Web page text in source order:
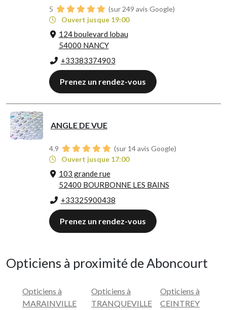
5
(sur 249 avis Google)
Ouvert jusque 19:00
124 boulevard lobau
54000 NANCY
+33383374903
Prenez un rendez-vous
ANGLE DE VUE
4.9
(sur 14 avis Google)
Ouvert jusque 17:00
103 grande rue
52400 BOURBONNE LES BAINS
+33325900438
Prenez un rendez-vous
Opticiens à proximité de Aboncourt
Opticiens à
MARAINVILLE
Opticiens à
TRANQUEVILLE
Opticiens à
CEINTREY